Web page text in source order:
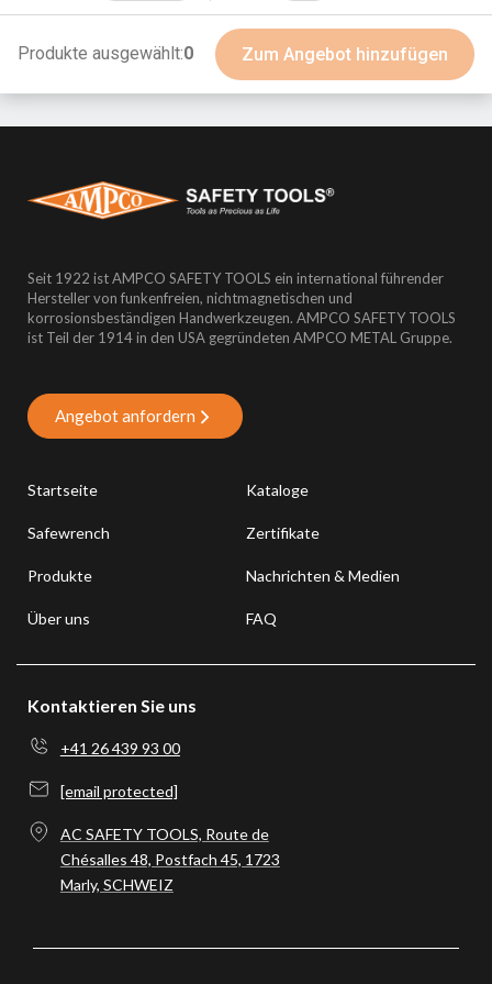
BeCu
Produkte ausgewählt:0 Zum Angebot hinzufügen
Seit 1922 ist AMPCO SAFETY TOOLS ein international führender
Hersteller von funkenfreien, nichtmagnetischen und
korrosionsbeständigen Handwerkzeugen. AMPCO SAFETY TOOLS
ist Teil der 1914 in den USA gegründeten AMPCO METAL Gruppe.
Angebot anfordern
Startseite
Safewrench
Produkte
Über uns
Kataloge
Zertifikate
Nachrichten & Medien
FAQ
Kontaktieren Sie uns
+41 26 439 93 00
[email protected]
AC SAFETY TOOLS, Route de
Chésalles 48, Postfach 45, 1723
Marly, SCHWEIZ